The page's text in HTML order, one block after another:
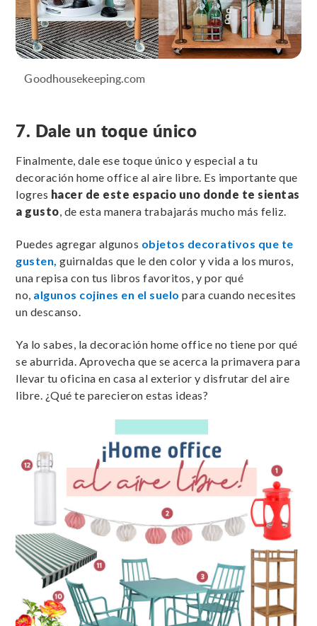
Goodhousekeeping.com
7. Dale un toque único
Finalmente, dale ese toque único y especial a tu
decoración home office al aire libre. Es importante que
logres hacer de este espacio uno donde te sientas
a gusto, de esta manera trabajarás mucho más feliz.
Puedes agregar algunos objetos decorativos que te
gusten, guirnaldas que le den color y vida a los muros,
una repisa con tus libros favoritos, y por qué
no, algunos cojines en el suelo para cuando necesites
un descanso.
Ya lo sabes, la decoración home office no tiene por qué
se aburrida. Aprovecha que se acerca la primavera para
llevar tu oficina en casa al exterior y disfrutar del aire
libre. ¿Qué te parecieron estas ideas?